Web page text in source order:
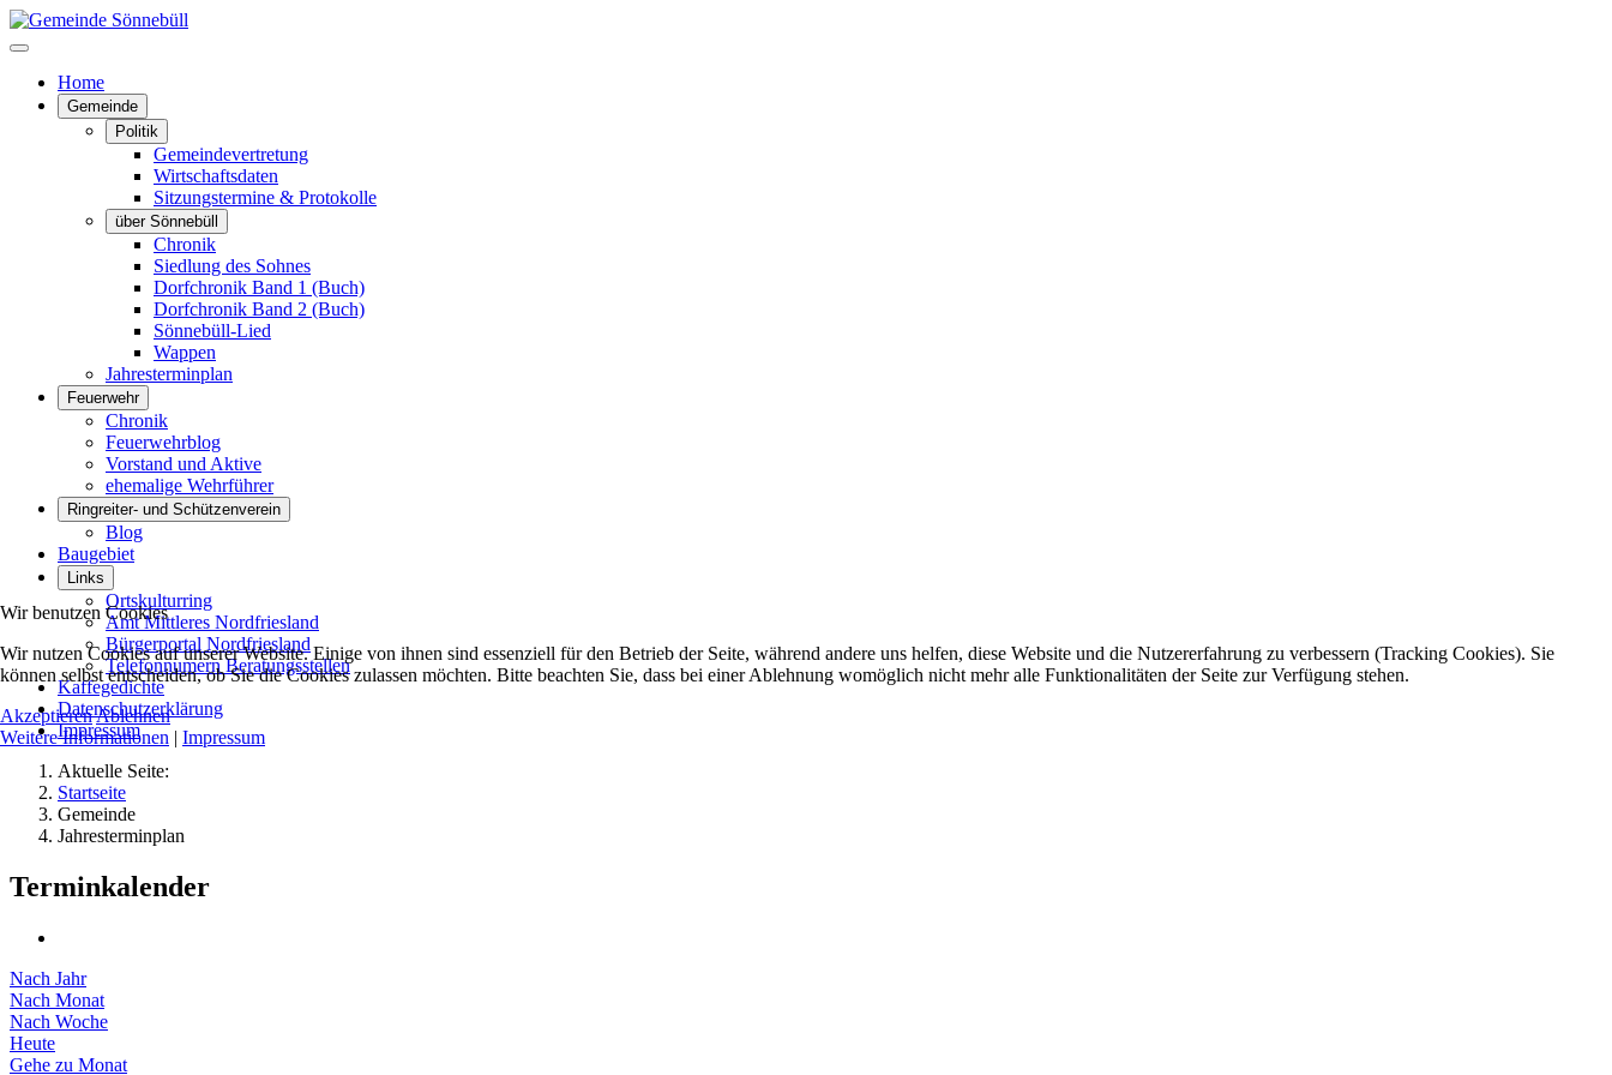
Home
Gemeinde
Politik
Gemeindevertretung
Wirtschaftsdaten
Sitzungstermine & Protokolle
über Sönnebüll
Chronik
Siedlung des Sohnes
Dorfchronik Band 1 (Buch)
Dorfchronik Band 2 (Buch)
Sönnebüll-Lied
Wappen
Jahresterminplan
Feuerwehr
Chronik
Feuerwehrblog
Vorstand und Aktive
ehemalige Wehrführer
Ringreiter- und Schützenverein
Blog
Baugebiet
Links
Ortskulturring
Amt Mittleres Nordfriesland
Bürgerportal Nordfriesland
Telefonnumern Beratungsstellen
Kaffegedichte
Datenschutzerklärung
Impressum
Aktuelle Seite:
Startseite
Gemeinde
Jahresterminplan
Terminkalender
Nach Jahr
Nach Monat
Nach Woche
Heute
Gehe zu Monat
Wir benutzen Cookies
Wir nutzen Cookies auf unserer Website. Einige von ihnen sind essenziell für den Betrieb der Seite, während andere uns helfen, diese Website und die Nutzererfahrung zu verbessern (Tracking Cookies). Sie
können selbst entscheiden, ob Sie die Cookies zulassen möchten. Bitte beachten Sie, dass bei einer Ablehnung womöglich nicht mehr alle Funktionalitäten der Seite zur Verfügung stehen.
AkzeptierenAblehnen
Weitere Informationen | Impressum